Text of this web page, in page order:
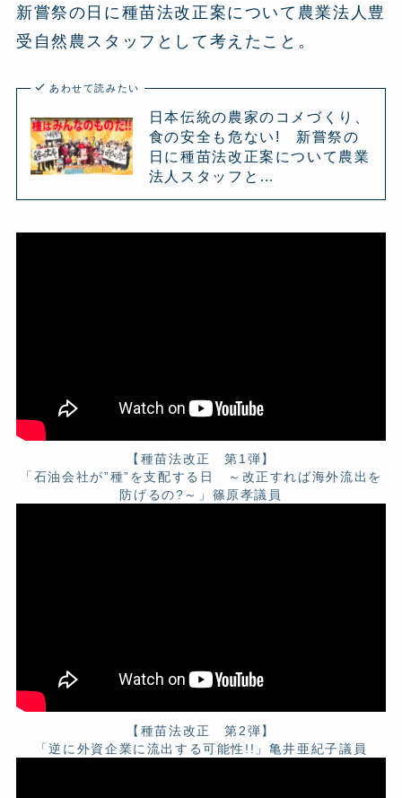
新嘗祭の日に種苗法改正案について農業法人豊
受自然農スタッフとして考えたこと。
あわせて読みたい
日本伝統の農家のコメづくり、
食の安全も危ない! 新嘗祭の
日に種苗法改正案について農業
法人スタッフと…
【種苗法改正 第1弾】
「石油会社が”種”を支配する日 ～改正すれば海外流出を
防げるの?～」篠原孝議員
【種苗法改正 第2弾】
「逆に外資企業に流出する可能性!!」亀井亜紀子議員